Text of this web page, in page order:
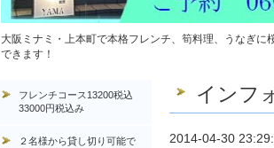
大阪ミナミ・上本町で本格フレンチ、筍料理、うなぎ
できます！
インフ
2014-04-30
フレンチコース13200税込
33000円税込み
２名様から貸し切り可能で